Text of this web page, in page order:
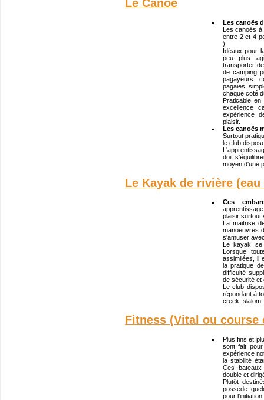
Le Canoë
Les canoës
Les canoës à
entre 2 et 4
).
Idéaux pour
peu plus
transporter
de camping
pagayeurs
pagaies
chaque coté
Praticable en
excellence
expérience
plaisir.
Les canoës
Surtout
le club
doit
moyen d'une
Le Kayak de rivière
Ces
plaisir surtout
La maitrise
manoeuvres
s'amuser
Le kayak
Lorsque
assimilées, il
la pratique
difficulté
de sécurité et
Le club
répondant à
creek,
Fitness (Vital ou course
Plus fins et
sont fait
expérience
la stabilité
Ces
double et
Plutôt
possède
pour